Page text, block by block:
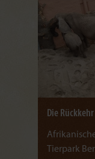
Die
Tierpark